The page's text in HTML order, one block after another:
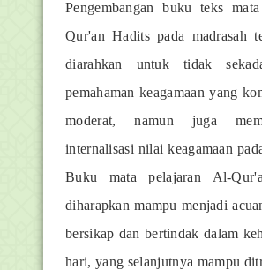
Pengembangan buku teks
Qur'an Hadits pada madrasah
diarahkan untuk tidak
pemahaman keagamaan yang
moderat, namun juga
internalisasi nilai keagamaan
Buku mata pelajaran Al-
diharapkan mampu menjadi
bersikap dan bertindak dalam
hari, yang selanjutnya mampu